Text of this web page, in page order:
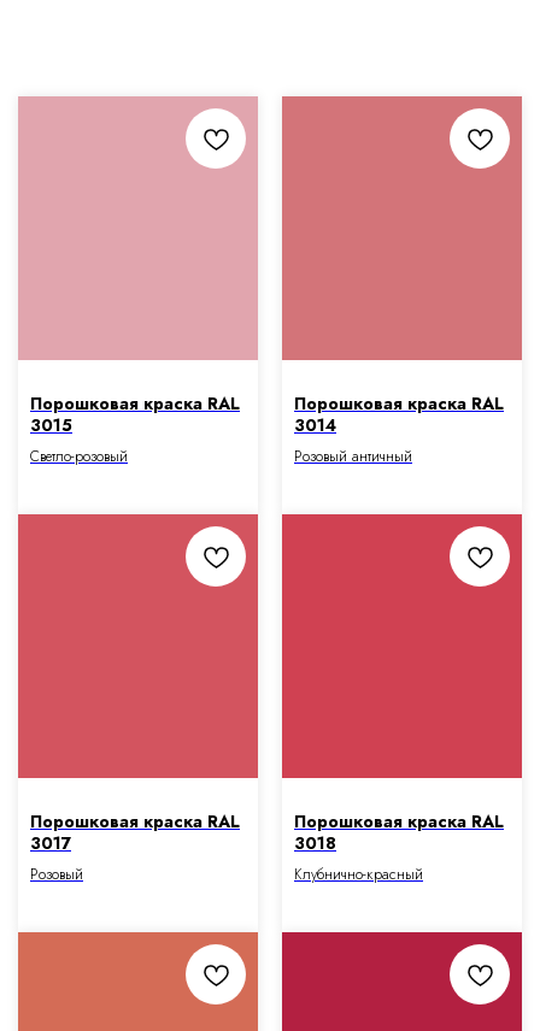
Порошковая краска RAL
3015
Светло-розовый
Порошковая краска RAL
3014
Розовый античный
Порошковая краска RAL
3017
Розовый
Порошковая краска RAL
3018
Клубнично-красный